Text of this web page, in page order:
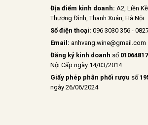
Địa điểm kinh doanh: A2, Liền
Thượng Đình, Thanh Xuân, Hà Nội
Số điện thoại: 096 3030 356 -
Email: anhvang.wine@gmail.com
Đăng ký kinh doanh số
Nội Cấp ngày 14/03/2014
Giấy phép phân phối rượu số
ngày 26/06/2024